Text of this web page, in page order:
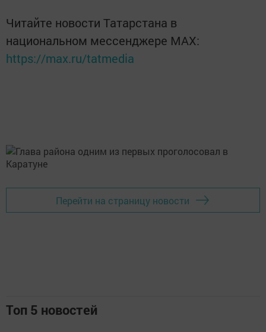
Читайте новости Татарстана в
национальном мессенджере MАХ:
https://max.ru/tatmedia
Перейти на страницу новости
Топ 5 новостей